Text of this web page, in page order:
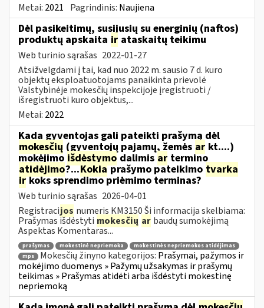
Metai: 2021 Pagrindinis: Naujiena
Dėl pasikeitimų, susijusių su energinių (naftos)
produktų apskaita ir ataskaitų teikimu
Web turinio sąrašas 2022-01-27
Atsižvelgdami į tai, kad nuo 2022 m. sausio 7 d. kuro
objektų eksploatuotojams panaikinta prievolė
Valstybinėje mokesčių inspekcijoje įregistruoti /
išregistruoti kuro objektus,...
Metai: 2022
Kada gyventojas gali pateikti prašymą dėl
mokesčių (gyventojų pajamų, žemės ar kt....)
mokėjimo išdėstymo dalimis ar termino
atidėjimo?...Kokiaprašymo pateikimo tvarka
irkoks sprendimo priėmimo terminas?
Web turinio sąrašas 2026-04-01
Registracijos numeris KM3150 Ši informacija skelbiama:
Prašymas išdėstyti mokesčių ar baudų sumokėjimą
Aspektas Komentaras...
prašymas mokestinė nepriemoka
mokestinės nepriemokos atidėjimas
mps
Mokesčių žinyno kategorijos: Prašymai, pažymos ir
mokėjimo duomenys » Pažymų užsakymas ir prašymų
teikimas » Prašymas atidėti arba išdėstyti mokestinę
nepriemoką